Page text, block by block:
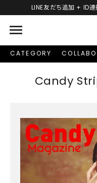
LINE友だち追加 + ID
menu
CATEGORY COLLABO
Candy